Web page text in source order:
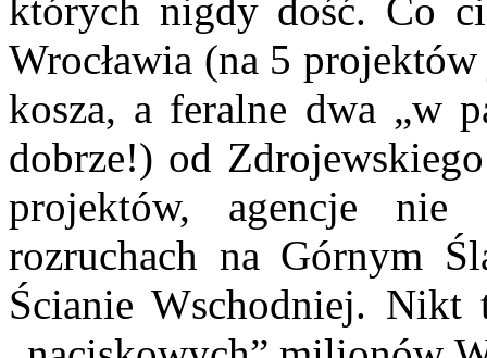
których nigdy dość. Co
Wrocławia (na 5
kosza, a feralne dwa „w
dobrze!) od
projektów, agencje nie
rozruchach na Górnym
Ścianie Wschodniej. Nikt